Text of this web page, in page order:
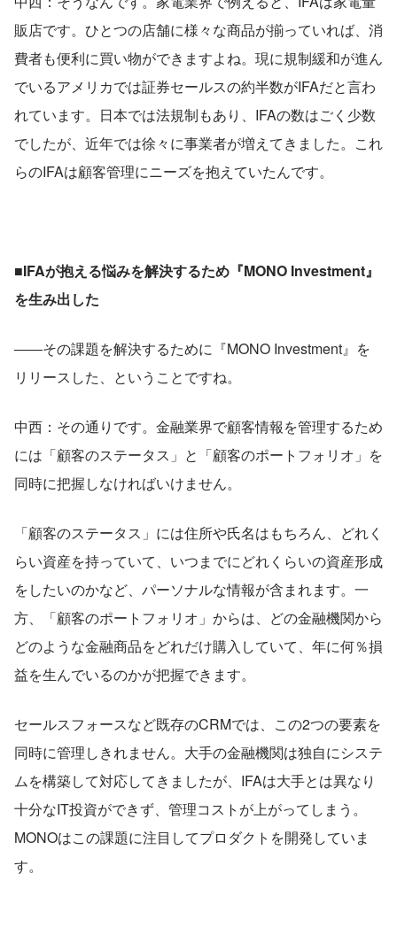
販店です。ひとつの店舗に様々な商品が揃っていれば、消
費者も便利に買い物ができますよね。現に規制緩和が進ん
でいるアメリカでは証券セールスの約半数がIFAだと言わ
れています。日本では法規制もあり、IFAの数はごく少数
でしたが、近年では徐々に事業者が増えてきました。これ
らのIFAは顧客管理にニーズを抱えていたんです。
■IFAが抱える悩みを解決するため『MONO Investment』
を生み出した
――その課題を解決するために『MONO Investment』を
リリースした、ということですね。
中西：その通りです。金融業界で顧客情報を管理するため
には「顧客のステータス」と「顧客のポートフォリオ」を
同時に把握しなければいけません。
「顧客のステータス」には住所や氏名はもちろん、どれく
らい資産を持っていて、いつまでにどれくらいの資産形成
をしたいのかなど、パーソナルな情報が含まれます。一
方、「顧客のポートフォリオ」からは、どの金融機関から
どのような金融商品をどれだけ購入していて、年に何％損
益を生んでいるのかが把握できます。
セールスフォースなど既存のCRMでは、この2つの要素を
同時に管理しきれません。大手の金融機関は独自にシステ
ムを構築して対応してきましたが、IFAは大手とは異なり
十分なIT投資ができず、管理コストが上がってしまう。
MONOはこの課題に注目してプロダクトを開発していま
す。